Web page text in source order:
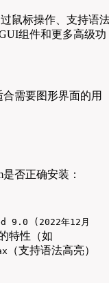
鼠标操作、支持语
GUI组件和更多高级功
需要图形界面的用
否正确安装：
9.0 (2022年12月
特性（如
（支持语法高亮）